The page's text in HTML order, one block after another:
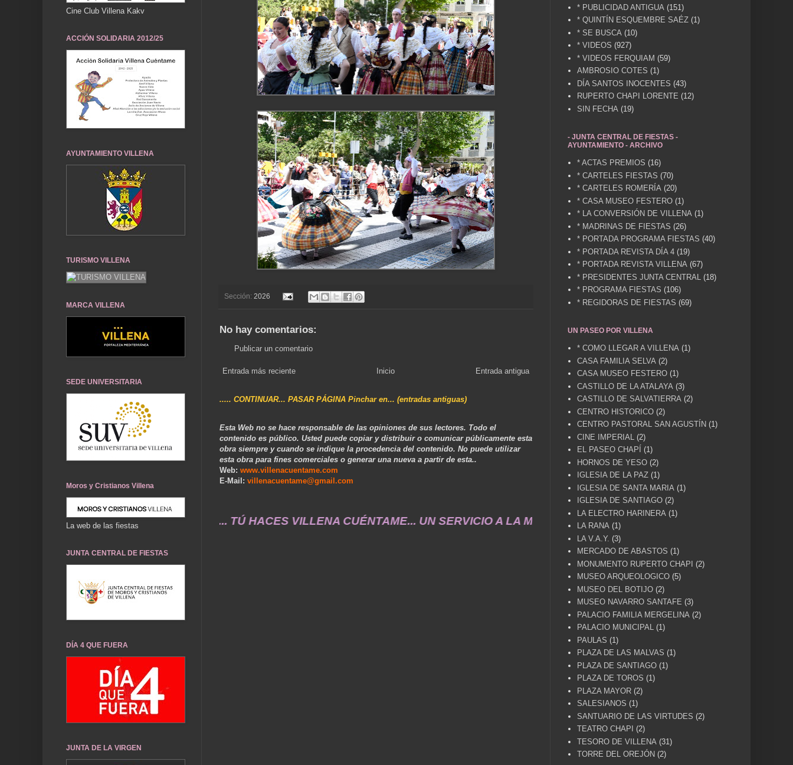
Sección: 2026
No hay comentarios:
Publicar un comentario
Entrada más reciente Entrada antigua
Inicio
..... CONTINUAR... PASAR PÁGINA Pinchar en... (entradas antiguas)
Esta Web no se hace responsable de las opiniones de sus lectores. Todo el
contenido es público. Usted puede copiar y distribuir o comunicar públicamente esta
obra siempre y cuando se indique la procedencia del contenido. No puede utilizar
esta obra para fines comerciales o generar una nueva a partir de esta..
Web: www.villenacuentame.com
E-Mail: villenacuentame@gmail.com
durarán toda una vida .... TÚ HACES VILLENA CUÉNTAME... UN SERVICIO A LA MEMORIA HISTÓRICA DE NUESTRA CIUDAD... ENVÍA
Cine Club Villena Kakv
ACCIÓN SOLIDARIA 2012/25
AYUNTAMIENTO VILLENA
TURISMO VILLENA
MARCA VILLENA
SEDE UNIVERSITARIA
Moros y Cristianos Villena
La web de las fiestas
JUNTA CENTRAL DE FIESTAS
DÍA 4 QUE FUERA
JUNTA DE LA VIRGEN
* PUBLICIDAD ANTIGUA (151)
* QUINTÍN ESQUEMBRE SAÉZ (1)
* SE BUSCA (10)
* VIDEOS (927)
* VIDEOS FERQUIAM (59)
AMBROSIO COTES (1)
DÍA SANTOS INOCENTES (43)
RUPERTO CHAPI LORENTE (12)
SIN FECHA (19)
- JUNTA CENTRAL DE FIESTAS -
AYUNTAMIENTO - ARCHIVO
* ACTAS PREMIOS (16)
* CARTELES FIESTAS (70)
* CARTELES ROMERÍA (20)
* CASA MUSEO FESTERO (1)
* LA CONVERSIÓN DE VILLENA (1)
* MADRINAS DE FIESTAS (26)
* PORTADA PROGRAMA FIESTAS (40)
* PORTADA REVISTA DÍA 4 (19)
* PORTADA REVISTA VILLENA (67)
* PRESIDENTES JUNTA CENTRAL
(18)
* PROGRAMA FIESTAS (106)
* REGIDORAS DE FIESTAS (69)
UN PASEO POR VILLENA
* COMO LLEGAR A VILLENA (1)
CASA FAMILIA SELVA (2)
CASA MUSEO FESTERO (1)
CASTILLO DE LA ATALAYA (3)
CASTILLO DE SALVATIERRA (2)
CENTRO HISTORICO (2)
CENTRO PASTORAL SAN AGUSTÍN (1)
CINE IMPERIAL
(2)
EL PASEO CHAPÍ
(1)
HORNOS DE YESO (2)
IGLESIA DE LA PAZ (1)
IGLESIA DE SANTA MARIA (1)
IGLESIA DE SANTIAGO (2)
LA ELECTRO HARINERA (1)
LA RANA (1)
LA V.A.Y. (3)
MERCADO DE ABASTOS (1)
MONUMENTO RUPERTO CHAPI
(2)
MUSEO ARQUEOLOGICO (5)
MUSEO DEL BOTIJO (2)
MUSEO NAVARRO SANTAFE (3)
PALACIO FAMILIA MERGELINA (2)
PALACIO MUNICIPAL (1)
PAULAS (1)
PLAZA DE LAS MALVAS (1)
PLAZA DE SANTIAGO (1)
PLAZA DE TOROS (1)
PLAZA MAYOR (2)
SALESIANOS (1)
SANTUARIO DE LAS VIRTUDES (2)
TEATRO CHAPI
(2)
TESORO DE VILLENA (31)
TORRE DEL OREJÓN (2)